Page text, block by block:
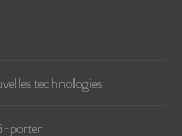
technologies
porter